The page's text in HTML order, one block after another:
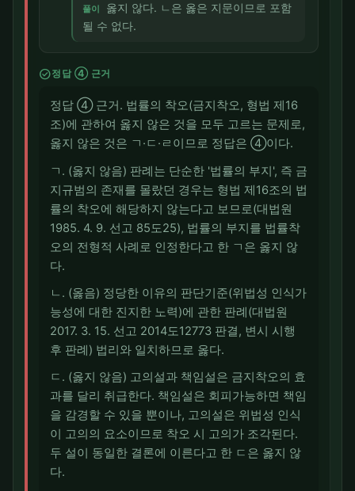
풀이
옳지 않다. ㄴ은 옳은 지문이므로 포함
될 수 없다.
check_circle정답 ④ 근거
정답 ④ 근거. 법률의 착오(금지착오, 형법 제16
조)에 관하여 옳지 않은 것을 모두 고르는 문제로,
옳지 않은 것은 ㄱ·ㄷ·ㄹ이므로 정답은 ④이다.
ㄱ. (옳지 않음) 판례는 단순한 '법률의 부지', 즉 금
지규범의 존재를 몰랐던 경우는 형법 제16조의 법
률의 착오에 해당하지 않는다고 보므로(대법원
1985. 4. 9. 선고 85도25), 법률의 부지를 법률착
오의 전형적 사례로 인정한다고 한 ㄱ은 옳지 않
다.
ㄴ. (옳음) 정당한 이유의 판단기준(위법성 인식가
능성에 대한 진지한 노력)에 관한 판례(대법원
2017. 3. 15. 선고 2014도12773 판결, 변시 시행
후 판례) 법리와 일치하므로 옳다.
ㄷ. (옳지 않음) 고의설과 책임설은 금지착오의 효
과를 달리 취급한다. 책임설은 회피가능하면 책임
을 감경할 수 있을 뿐이나, 고의설은 위법성 인식
이 고의의 요소이므로 착오 시 고의가 조각된다.
두 설이 동일한 결론에 이른다고 한 ㄷ은 옳지 않
다.